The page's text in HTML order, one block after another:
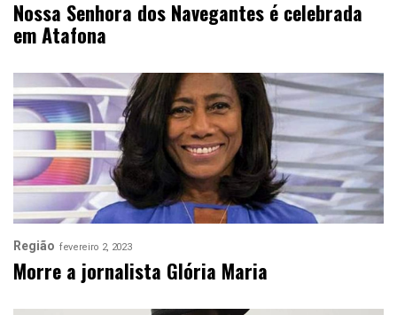
Nossa Senhora dos Navegantes é celebrada
em Atafona
Região fevereiro 2, 2023
Morre a jornalista Glória Maria